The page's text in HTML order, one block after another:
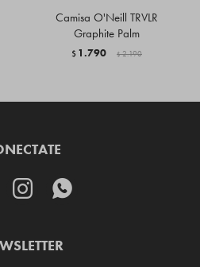
Camisa O'Neill TRVLR
Graphite Palm
$ 1.790 $ 2.190
 